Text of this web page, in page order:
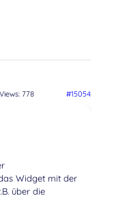
778 #15054
Widget mit der
über die